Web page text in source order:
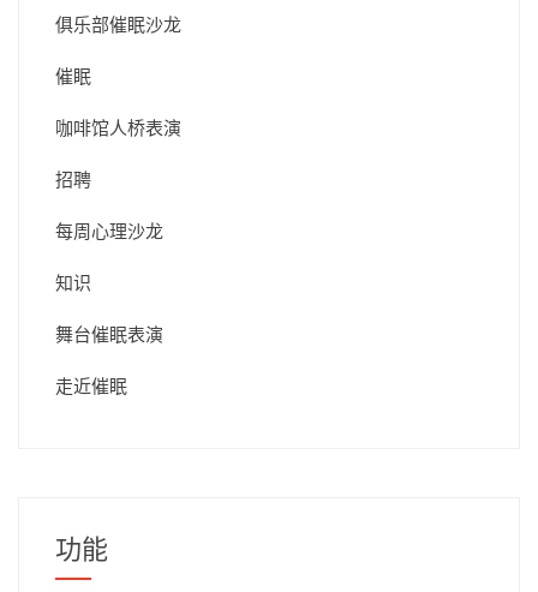
俱乐部催眠沙龙
催眠
咖啡馆人桥表演
招聘
每周心理沙龙
知识
舞台催眠表演
走近催眠
功能